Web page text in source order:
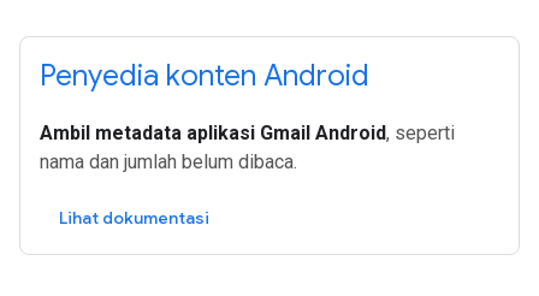
Penyedia konten Android
Ambil metadata aplikasi Gmail Android, seperti
nama dan jumlah belum dibaca.
Lihat dokumentasi